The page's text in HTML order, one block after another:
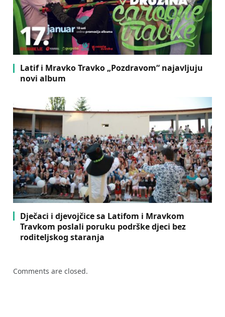
Latif i Mravko Travko „Pozdravom“ najavljuju
novi album
Dječaci i djevojčice sa Latifom i Mravkom
Travkom poslali poruku podrške djeci bez
roditeljskog staranja
Comments are closed.